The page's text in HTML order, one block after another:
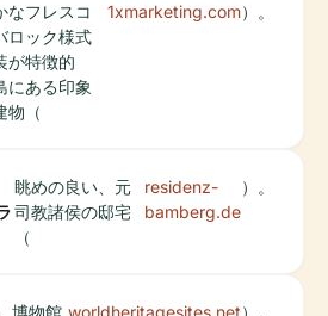
なフレスコ
ロック様式
が特徴的
にある印象
物（
1xmarketing.com）。
眺めの良い、元
司教諸侯の邸宅
（
residenz-
bamberg.de
）。
博物館 worldheritagesites.net）。